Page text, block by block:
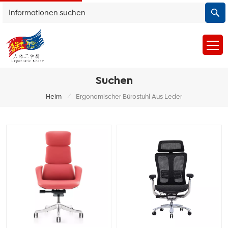
Suchen
Heim / Ergonomischer Bürostuhl Aus Leder